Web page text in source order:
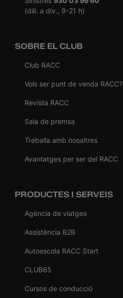
(dill. a div., 9-21 h)
SOBRE EL CLUB
Club RACC
Vols ser punt de venda RACC?
Revista RACC
Sala de premsa
Treballa amb nosaltres
Avantatges per ser del RACC
PRODUCTES I SERVEIS
Agència de viatges
Assistència B2B
Autoescola RACC Start
CLUB65
Cursos de conducció